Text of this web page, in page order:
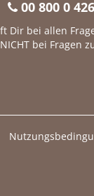
00 800 0
Dir bei allen
bei Fragen